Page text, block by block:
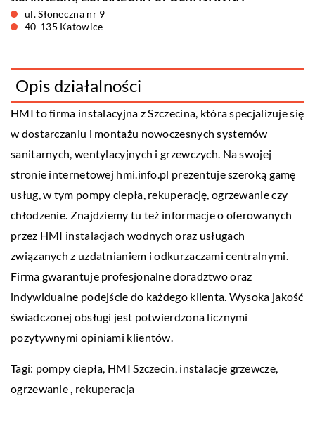
ul. Słoneczna nr 9
40-135 Katowice
Opis działalności
HMI to firma instalacyjna z Szczecina, która specjalizuje się
w dostarczaniu i montażu nowoczesnych systemów
sanitarnych, wentylacyjnych i grzewczych. Na swojej
stronie internetowej hmi.info.pl prezentuje szeroką gamę
usług, w tym pompy ciepła, rekuperację, ogrzewanie czy
chłodzenie. Znajdziemy tu też informacje o oferowanych
przez HMI instalacjach wodnych oraz usługach
związanych z uzdatnianiem i odkurzaczami centralnymi.
Firma gwarantuje profesjonalne doradztwo oraz
indywidualne podejście do każdego klienta. Wysoka jakość
świadczonej obsługi jest potwierdzona licznymi
pozytywnymi opiniami klientów.
Tagi: pompy ciepła, HMI Szczecin, instalacje grzewcze,
ogrzewanie , rekuperacja